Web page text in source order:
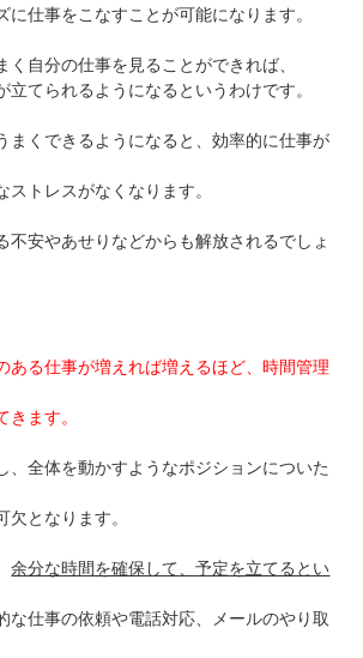
に仕事をこなすことが可能になります。
く自分の仕事を見ることができれば、
立てられるようになるというわけです。
まくできるようになると、効率的に仕事が
ストレスがなくなります。
不安やあせりなどからも解放されるでしょ
ある仕事が増えれば増えるほど、時間管理
きます。
、全体を動かすようなポジションについた
欠となります。
余分な時間を確保して、予定を立てるとい
な仕事の依頼や電話対応、メールのやり取